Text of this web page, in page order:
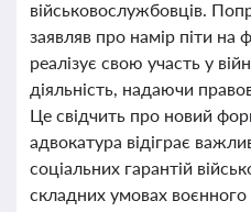
військовослужбовців.
заявляв про намір піти на
реалізує свою участь у
діяльність, надаючи
Це свідчить про новий
адвокатура відіграє
соціальних гарантій
складних умовах воєнного